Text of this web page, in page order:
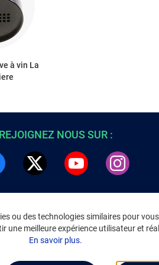
à vin La
REJOIGNEZ NOUS SUR :
INFORMATIONS LÉGALES
Environnement
CGV/CGU Marketplace
ou des technologies similaires pour
une meilleure expérience utilisateur et
En savoir plus.